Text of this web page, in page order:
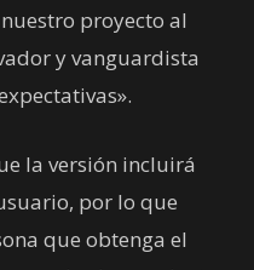
proyecto al
y vanguardista
la versión incluirá
por lo que
que obtenga el